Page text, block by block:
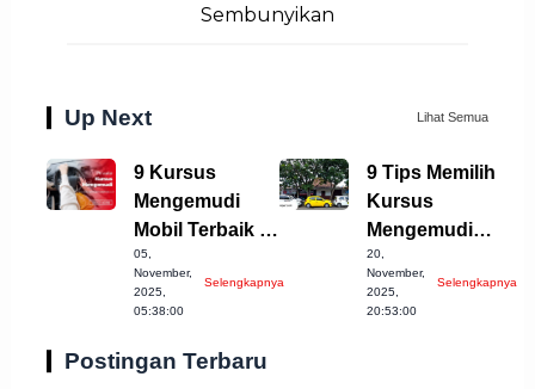
Sembunyikan
Up Next Lihat Semua
9 Kursus
Mengemudi
Mobil Terbaik di
Purwakarta
untuk Anda
05,
November,
2025,
05:38:00
Selengkapnya
9 Tips Memilih
Kursus
Mengemudi
Terbaik di
Bandung
20,
November,
2025,
20:53:00
Selengkapnya
Postingan Terbaru